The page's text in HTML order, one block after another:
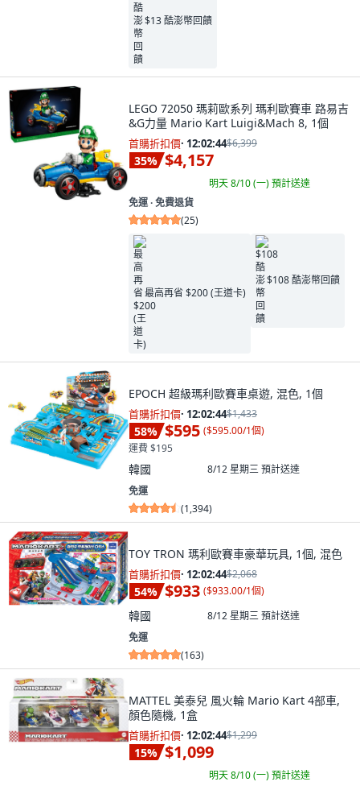
$13 酷澎幣回饋
LEGO 72050 瑪莉歐系列 瑪利歐賽車 路易吉
&G力量 Mario Kart Luigi&Mach 8, 1個
首購折扣價· 12:02:43$6,399
35% $4,157
明天 8/10 (一)預計送達
免運 ∙ 免費退貨
(25)
最高再省 $200 (王道卡)
$108 酷澎幣回饋
EPOCH 超級瑪利歐賽車桌遊, 混色, 1個
首購折扣價· 12:02:43$1,433
58% $595 ($595.00/1個)
運費 $195
韓國 8/12 星期三預計送達
免運
(1,394)
TOY TRON 瑪利歐賽車豪華玩具, 1個, 混色
首購折扣價· 12:02:43$2,068
54% $933 ($933.00/1個)
韓國 8/12 星期三預計送達
免運
(163)
MATTEL 美泰兒 風火輪 Mario Kart 4部車,
顏色隨機, 1盒
首購折扣價· 12:02:43$1,299
15% $1,099
明天 8/10 (一)預計送達